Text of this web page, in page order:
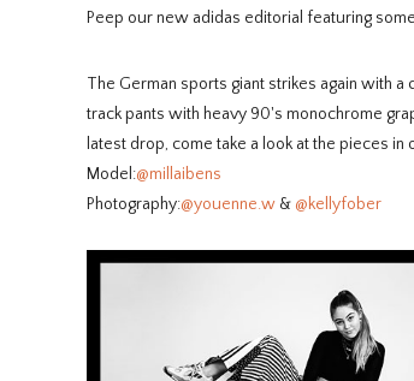
Peep our new adidas editorial featuring
The German sports giant strikes again with
track pants with heavy 90's monochrome
latest drop, come take a look at the pieces
Model:@millaibens
Photography:@youenne.w & @kellyfober